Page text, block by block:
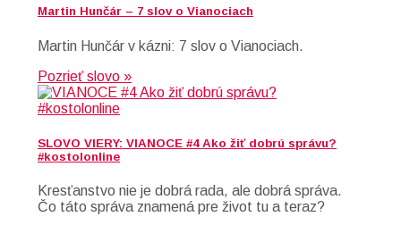
Martin Hunčár – 7 slov o Vianociach
Martin Hunčár v kázni: 7 slov o Vianociach.
Pozrieť slovo »
SLOVO VIERY: VIANOCE #4 Ako žiť dobrú správu?
#kostolonline
Kresťanstvo nie je dobrá rada, ale dobrá správa.
Čo táto správa znamená pre život tu a teraz?